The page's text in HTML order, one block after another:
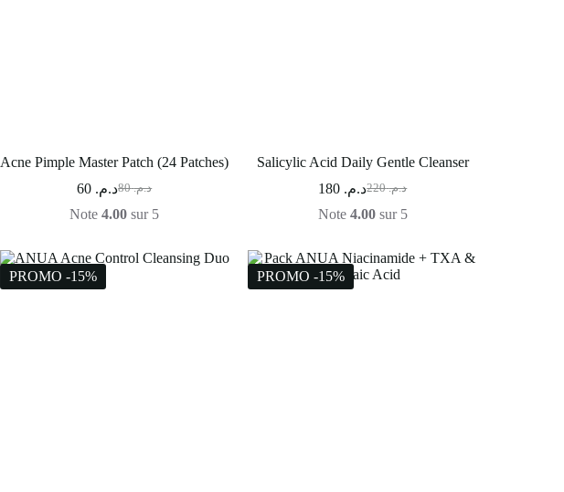
Acne Pimple Master Patch (24 Patches)
د.م.80 د.م.
Note4.00 sur 5
Salicylic Acid Daily Gentle Cleanser
د.م.220 د.م.
Note 4.00sur 5
PROMO -15% PROMO -15%